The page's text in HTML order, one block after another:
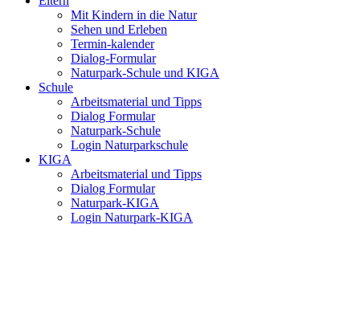
Mit Kindern in die Natur
Sehen und Erleben
Termin-kalender
Dialog-Formular
Naturpark-Schule und KIGA
Schule
Arbeitsmaterial und Tipps
Dialog Formular
Naturpark-Schule
Login Naturparkschule
KIGA
Arbeitsmaterial und Tipps
Dialog Formular
Naturpark-KIGA
Login Naturpark-KIGA